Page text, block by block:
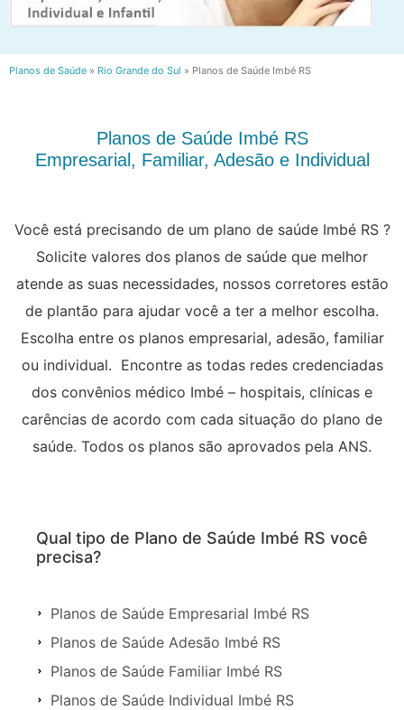
Planos de Saúde » Rio Grande do Sul » Planos de Saúde Imbé RS
Planos de Saúde Imbé RS
Empresarial, Familiar, Adesão e Individual
Você está precisando de um plano de saúde Imbé RS ?
Solicite valores dos planos de saúde que melhor
atende as suas necessidades, nossos corretores estão
de plantão para ajudar você a ter a melhor escolha.
Escolha entre os planos empresarial, adesão, familiar
ou individual. Encontre as todas redes credenciadas
dos convênios médico Imbé – hospitais, clínicas e
carências de acordo com cada situação do plano de
saúde. Todos os planos são aprovados pela ANS.
Qual tipo de Plano de Saúde Imbé RS você
precisa?
Planos de Saúde Empresarial Imbé RS
Planos de Saúde Adesão Imbé RS
Planos de Saúde Familiar Imbé RS
Planos de Saúde Individual Imbé RS